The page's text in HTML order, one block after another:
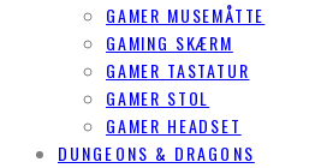
GAMER MUSEMÅTTE
GAMING SKÆRM
GAMER TASTATUR
GAMER STOL
GAMER HEADSET
DUNGEONS & DRAGONS